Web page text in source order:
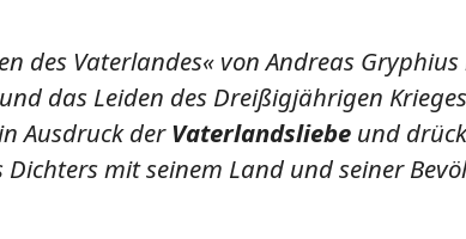
des Vaterlandes« von Andreas Gryphius
das Leiden des Dreißigjährigen
Ausdruck derVaterlandsliebe und
Dichters mit seinem Land und seiner